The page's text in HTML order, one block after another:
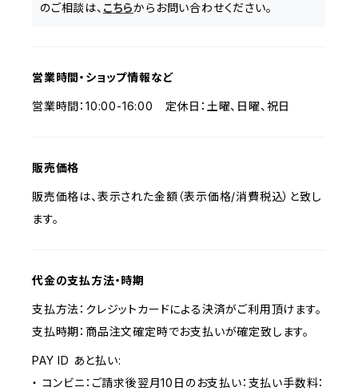
のご相談は、 こちらからお問い合わせください。
営業時間・ショップ情報など
営業時間：10:00-16:00 定休日：土曜、日曜、祝日
販売価格
販売価格は、表示された金額（表示価格/消費税込）と致し
ます。
代金の支払方法・時期
支払方法：クレジットカードによる決済がご利用頂けます。
支払時期：商品注文確定時でお支払いが確定致します。
PAY ID あと払い:
・ コンビニ：ご請求後翌月10日のお支払い：支払い手数料：